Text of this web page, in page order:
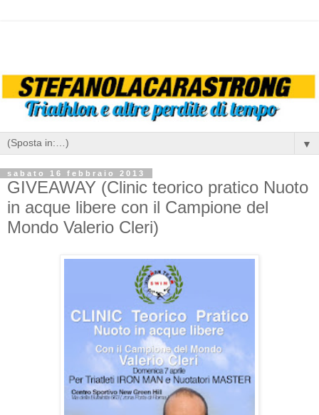
▼
sabato 16 febbraio 2013
GIVEAWAY (Clinic teorico pratico Nuoto
in acque libere con il Campione del
Mondo Valerio Cleri)